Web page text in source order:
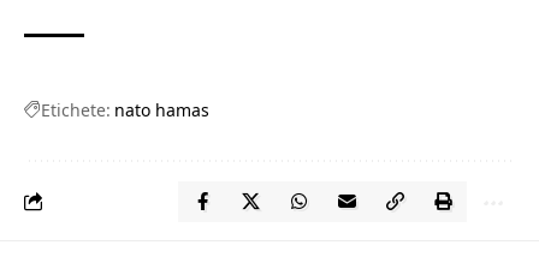
Etichete: nato hamas